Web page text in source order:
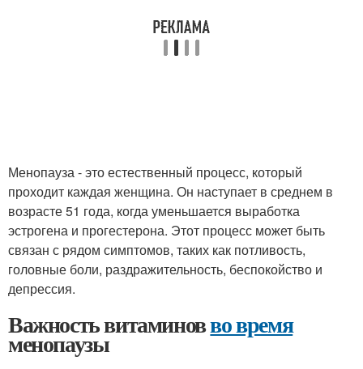
Менопауза - это естественный процесс, который
проходит каждая женщина. Он наступает в среднем в
возрасте 51 года, когда уменьшается выработка
эстрогена и прогестерона. Этот процесс может быть
связан с рядом симптомов, таких как потливость,
головные боли, раздражительность, беспокойство и
депрессия.
Важность витаминовво время
менопаузы